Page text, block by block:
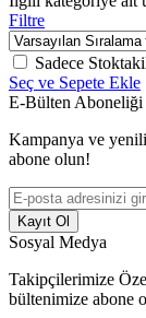
Filtre
Sadece
Seç ve Sepete Ekle
E-Bülten Aboneliği
Kampanya ve
abone olun!
Kayıt Ol
Sosyal Medya
Takipçilerimize
bültenimize abone